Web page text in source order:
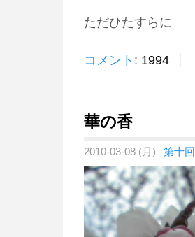
ただひたすらに
コメント : 1994
華の香
2010-03-08 (月) 第十回